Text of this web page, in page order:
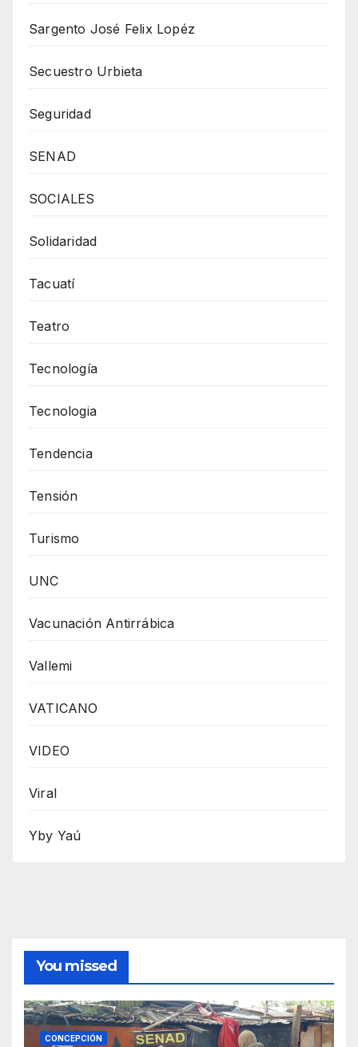
Sargento José Felix Lopéz
Secuestro Urbieta
Seguridad
SENAD
SOCIALES
Solidaridad
Tacuatí
Teatro
Tecnología
Tecnologia
Tendencia
Tensión
Turismo
UNC
Vacunación Antirrábica
Vallemi
VATICANO
VIDEO
Viral
Yby Yaú
You missed
CONCEPCIÓN